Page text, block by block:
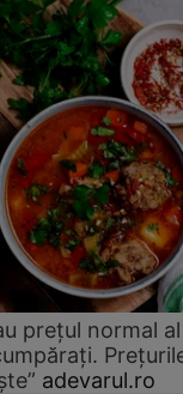
prețul normal
adevarul.ro